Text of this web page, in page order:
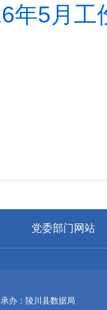
年5月工
党委部门网站
办：陵川县数据局